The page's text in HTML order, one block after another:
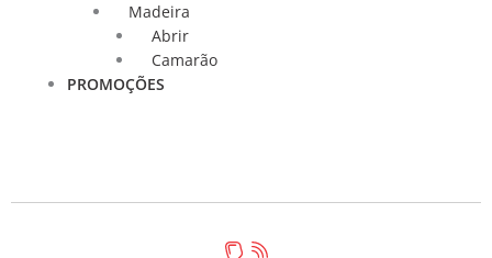
Madeira
Abrir
Camarão
PROMOÇÕES